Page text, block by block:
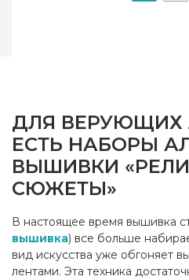
ДЛЯ ВЕРУЮЩИХ
ЕСТЬ НАБОРЫ
ВЫШИВКИ
СЮЖЕТЫ»
В настоящее время вышивка
вышивка) все больше
вид искусства уже обгоняет
лентами. Эта техника